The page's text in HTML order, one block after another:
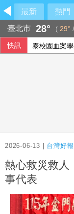
最新 熱門
臺北市 28° ( 29° /
快訊 泰校園血案
2026-06-13 | 台灣好報
熱心救災救人
事代表